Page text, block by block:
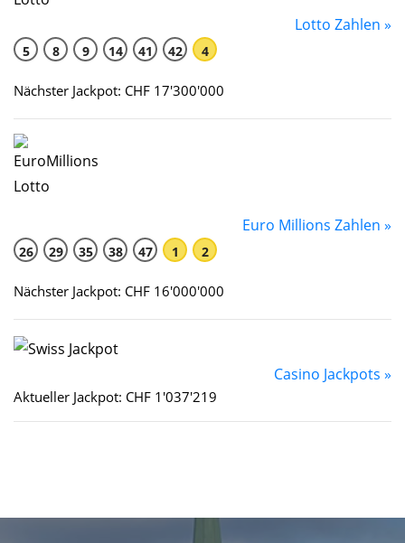
Lotto Zahlen »
5 8 9 14 41 42 4
Nächster Jackpot: CHF 17'300'000
Euro Millions Zahlen »
26 29 35 38 47 1 2
Nächster Jackpot: CHF 16'000'000
Casino Jackpots »
Aktueller Jackpot: CHF 1'037'219